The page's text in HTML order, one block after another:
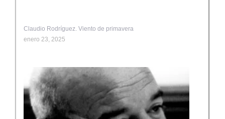
Claudio Rodríguez. Viento de primavera
enero 23, 2025